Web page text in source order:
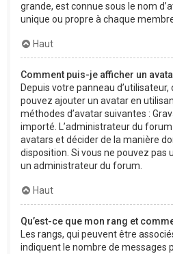
grande, est connue sous le nom
unique ou propre à chaque
Haut
Comment puis-je afficher un
Depuis votre panneau d’utilisateur,
pouvez ajouter un avatar en
méthodes d’avatar suivantes :
importé. L’administrateur du
avatars et décider de la manière
disposition. Si vous ne pouvez pas
un administrateur du forum.
Haut
Qu’est-ce que mon rang et
Les rangs, qui peuvent être
indiquent le nombre de messages